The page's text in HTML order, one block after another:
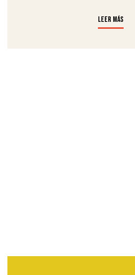
LEER MÁS